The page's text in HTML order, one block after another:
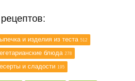
и изделия из теста 512
блюда 278
и сладости 195